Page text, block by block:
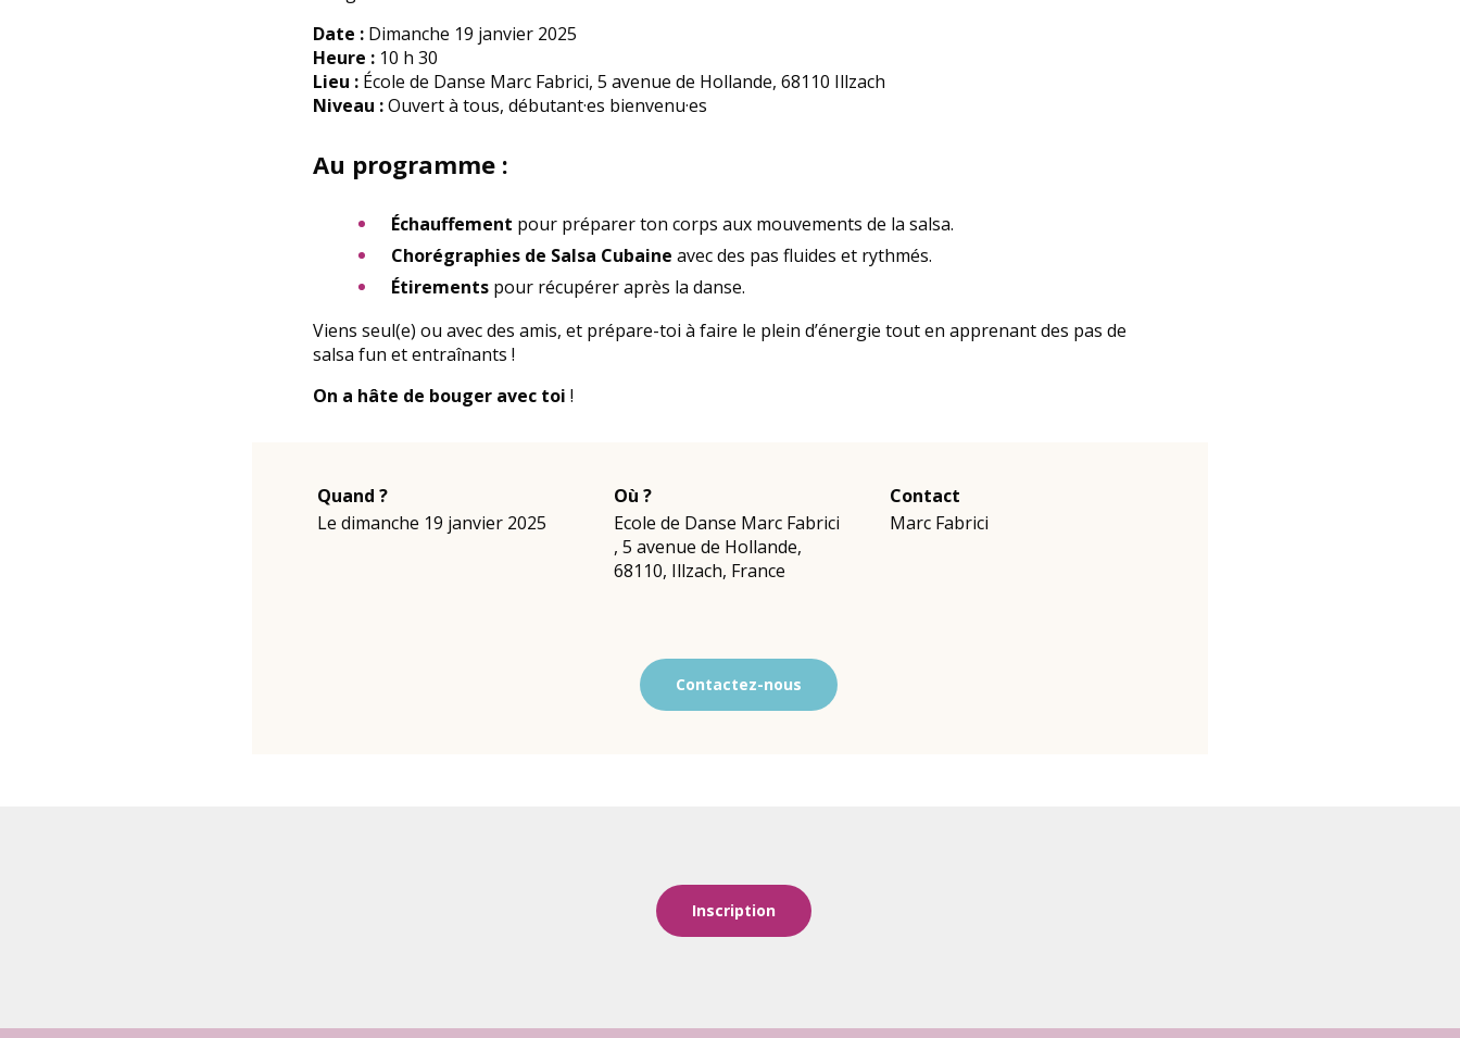
Date : Dimanche 19 janvier 2025
Heure : 10 h 30
Lieu : École de Danse Marc Fabrici, 5 avenue de Hollande, 68110 Illzach
Niveau :Ouvert à tous, débutant·es bienvenu·es
Au programme :
Échauffement pour préparer ton corps aux mouvements de la salsa.
Chorégraphies de Salsa Cubaine avec des pas fluides et rythmés.
Étirements pour récupérer après la danse.
Viens seul(e) ou avec des amis, et prépare-toi à faire le plein d’énergie tout en apprenant des pas de
salsa fun et entraînants !
On a hâte de bouger avec toi !
Quand ?
Le dimanche 19 janvier 2025
Où ?
Ecole de Danse Marc Fabrici
,5 avenue de Hollande,
68110, Illzach, France
Contact
Marc Fabrici
Contactez-nous
Inscription